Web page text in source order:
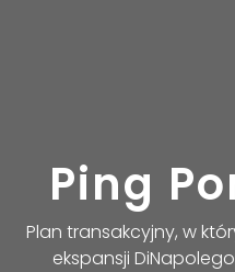
Ping
Plan transakcyjny, w
ekspansji